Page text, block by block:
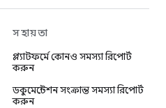
সহায়তা
প্ল্যাটফর্মে কোনও সমস্যা রিপোর্ট
করুন
ডকুমেন্টেশন সংক্রান্ত সমস্যা রিপোর্ট
করুন